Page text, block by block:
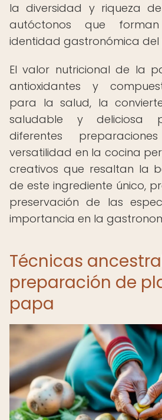
la diversidad y riqueza
autóctonos que
identidad gastronómica del
El valor nutricional de la
antioxidantes y
para la salud, la
saludable y deliciosa
diferentes
versatilidad en la cocina
creativos que resaltan la
de este ingrediente único,
preservación de las
importancia en la
Técnicas
preparación de
papa